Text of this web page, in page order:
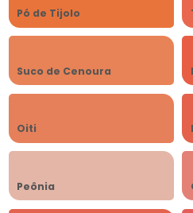
Pó de Tijolo
Suco de Cenoura
Oiti
Peônia